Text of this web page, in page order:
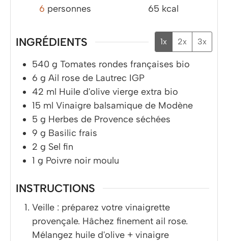
6 personnes
65 kcal
INGRÉDIENTS 1x 2x 3x
540 g Tomates rondes françaises bio
6 g Ail rose de Lautrec IGP
42 ml Huile d'olive vierge extra bio
15 ml Vinaigre balsamique de Modène
5 g Herbes de Provence séchées
9 g Basilic frais
2 g Sel fin
1 g Poivre noir moulu
INSTRUCTIONS
Veille : préparez votre vinaigrette
provençale. Hâchez finement ail rose.
Mélangez huile d'olive + vinaigre